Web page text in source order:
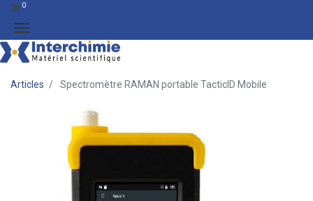
0
Articles Spectromètre RAMAN portable TacticID Mobile